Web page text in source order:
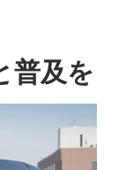
普及を